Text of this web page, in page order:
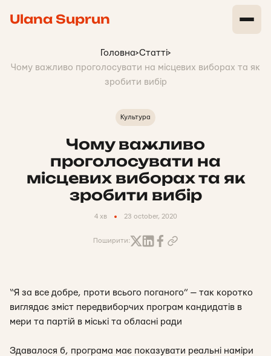
Ulana Suprun
Головна>Статті>
Чому важливо проголосувати на місцевих виборах та як
зробити вибір
Культура
Чому важливо
проголосувати на
місцевих виборах та як
зробити вибір
4 хв 23 october, 2020
Поширити:
“Я за все добре, проти всього поганого” — так коротко
виглядає зміст передвиборчих програм кандидатів в
мери та партій в міські та обласні ради
Здавалося б, програма має показувати реальні наміри